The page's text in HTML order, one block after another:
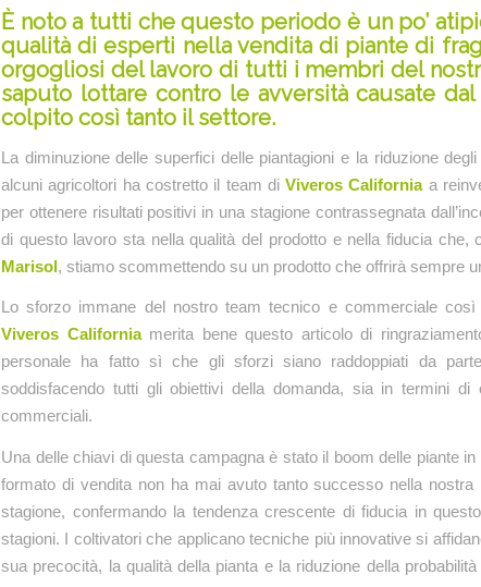
È noto a tutti che questo periodo è un po’
qualità di esperti nella vendita di piante di
orgogliosi del lavoro di tutti i membri del
saputo lottare contro le avversità causate
colpito così tanto il settore.
La diminuzione delle superfici delle piantagioni e la riduzione
alcuni agricoltori ha costretto il team diViveros Californiaa
per ottenere risultati positivi in una stagione contrassegnata
di questo lavoro sta nella qualità del prodotto e nella fiducia che,
Marisol, stiamo scommettendo su un prodotto che offrirà sempre
Lo sforzo immane del nostro team tecnico e commerciale
Viveros Californiamerita bene questo articolo di
personale ha fatto sì che gli sforzi siano raddoppiati da
soddisfacendo tutti gli obiettivi della domanda, sia in termini di
commerciali.
Una delle chiavi di questa campagna è stato il boom delle piante
formato di vendita non ha mai avuto tanto successo nella nostra
stagione, confermando la tendenza crescente di fiducia in
stagioni. I coltivatori che applicano tecniche più innovative si
sua precocità, la qualità della pianta e la riduzione della